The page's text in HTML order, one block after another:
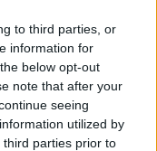
to third parties, or
information for
below opt-out
note that after your
seeing
utilized by
parties prior to